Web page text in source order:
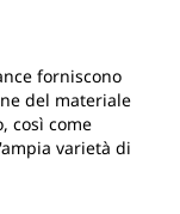
forniscono
del materiale
così come
varietà di